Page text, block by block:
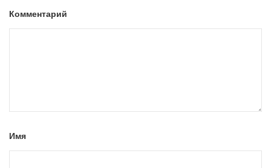
Комментарий
Имя